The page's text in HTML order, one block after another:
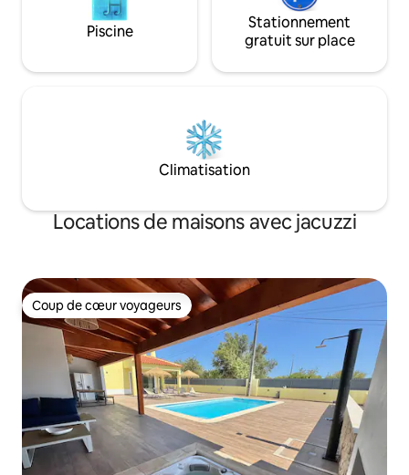
Piscine
Stationnement
gratuit sur place
Climatisation
Locations de maisons avec jacuzzi
Coup de cœur voyageurs
Coup de cœur voyageurs